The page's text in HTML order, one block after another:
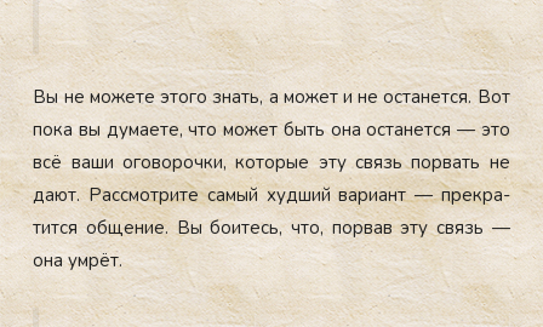
Вы не мо­жете это­го знать, а мо­жет и не ос­та­нет­ся. Вот
по­ка вы ду­ма­ете, что мо­жет быть она ос­та­нет­ся — это
всё ва­ши ого­вороч­ки, ко­торые эту связь пор­вать не
да­ют. Рас­смот­ри­те са­мый худ­ший ва­ри­ант — прек­ра­
тит­ся об­ще­ние. Вы бо­итесь, что, пор­вав эту связь —
она ум­рёт.